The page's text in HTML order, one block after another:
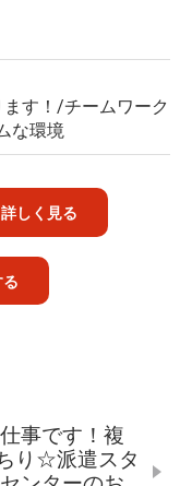
す！/チームワーク
な環境
詳しく見る
事です！複
り☆派遣スタ